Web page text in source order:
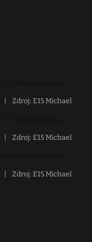
Zdroj: E15 Michael
Zdroj: E15 Michael
Zdroj: E15 Michael